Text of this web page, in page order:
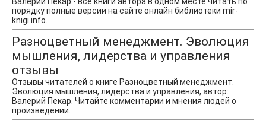
порядку полные версии на сайте онлайн библиотеки mir-
knigi.info.
Разноцветный менеджмент. Эволюция
мышления, лидерства и управления
отзывы
Отзывы читателей о книге Разноцветный менеджмент.
Эволюция мышления, лидерства и управления, автор:
Валерий Пекар. Читайте комментарии и мнения людей о
произведении.